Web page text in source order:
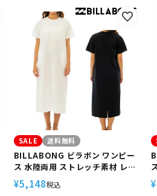
ナー RLY241046 LIBERTY
PANTS
SALE 送料無料
BILLABONG ビラボン ワンピー
ス 水陸両用 ストレッチ素材 レデ
ィース サーフィン プール マリン
スポーツ UTILITY RASH
¥5,148税込 ¥